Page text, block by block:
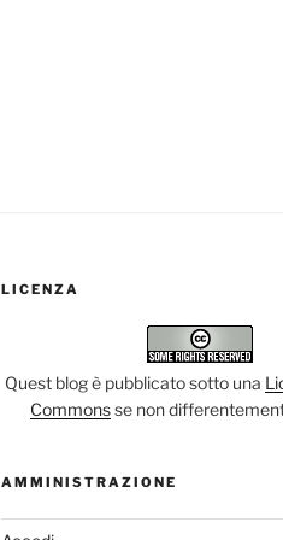
LICENZA
Quest blog è pubblicato sotto una
Commonsse non
AMMINISTRAZIONE